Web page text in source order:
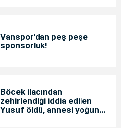
Vanspor'dan peş peşe
sponsorluk!
Böcek ilacından
zehirlendiği iddia edilen
Yusuf öldü, annesi yoğun